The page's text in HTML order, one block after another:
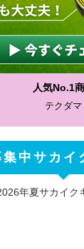
人気No.1
テクダマ
集中サカイ
年夏サカイク